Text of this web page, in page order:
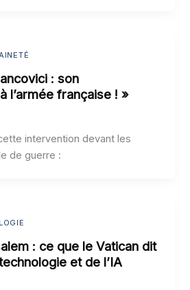
: son
l’armée française ! »
intervention devant les
de guerre :
: ce que le Vatican dit
et de l’IA